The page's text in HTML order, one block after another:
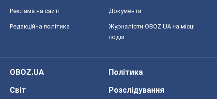
Реклама на сайті Документи
Редакційна політика
Журналісти OBOZ.UA на місці
подій
OBOZ.UA
Політика
Світ
Розслідування